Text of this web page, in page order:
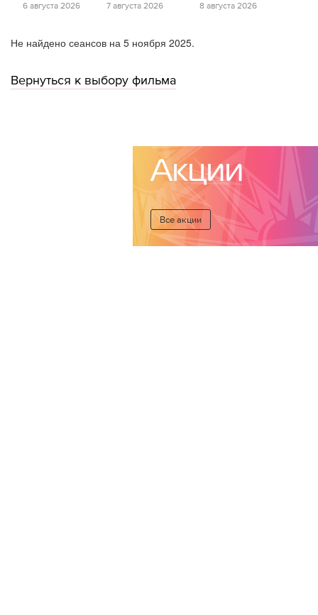
6 августа 2026 7 августа 2026 8 августа 2026
Не найдено сеансов на 5 ноября 2025.
Вернуться к выбору фильма
Акции
Все акции